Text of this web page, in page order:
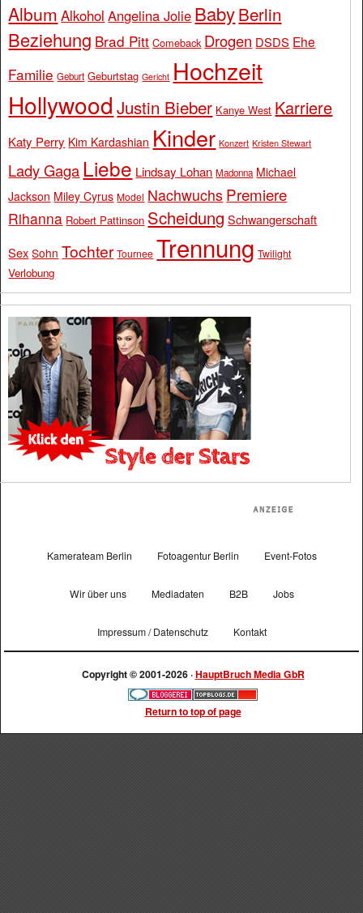
Album Alkohol Angelina Jolie BabyBerlin
Beziehung Brad Pitt Comeback Drogen DSDS Ehe
Familie Geburt Geburtstag Gericht Hochzeit
Hollywood Justin Bieber Kanye West Karriere
Katy Perry Kim Kardashian Kinder Konzert Kristen Stewart
Lady Gaga Liebe Lindsay Lohan Madonna Michael
Jackson Miley Cyrus Model Nachwuchs Premiere
Rihanna Robert Pattinson Scheidung Schwangerschaft
Sex Sohn Tochter Tournee Trennung Twilight
Verlobung
Kamerateam Berlin Fotoagentur Berlin Event-Fotos
Wir über uns Mediadaten B2B Jobs
Impressum / Datenschutz Kontakt
Copyright © 2001-2026 ·HauptBruch Media GbR
Return to top of page